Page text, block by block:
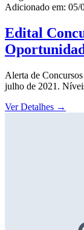
Adicionado em: 05/
Edital
Alerta de
julho de 2021.
Ver Detalhes →